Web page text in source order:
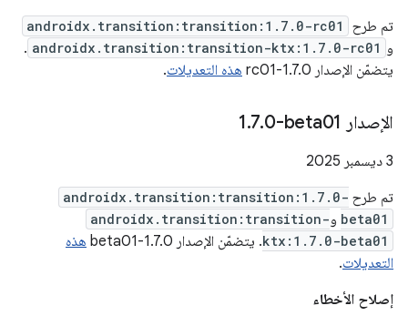
تم طرح
androidx.transition:transition:1.7.0-rc01
و androidx.transition:transition-ktx:1.7.0-rc01
.
يتضمّن الإصدار 1.7.0-rc01
هذه التعديلات.
الإصدار ‎1 .7.0-beta01
‫3 ديسمبر 2025
تم طرح androidx.transition:transition:1.7.0-
beta01 وandroidx.transition:transition-
ktx:1.7.0-beta01. يتضمّن الإصدار 1.7.0-beta01
هذه
التعديلات.
إصلاح الأخطاء